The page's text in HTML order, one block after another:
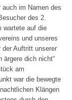
im Namen des
des 2.
wartete auf die
und unseres
der Auftritt unserer
ärgere dich nicht“
am
war die bewegte
Klängen